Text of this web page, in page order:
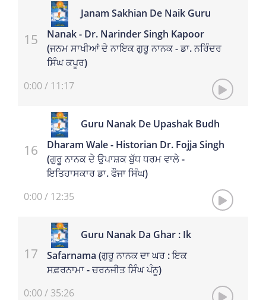
Janam Sakhian De Naik Guru
Nanak - Dr. Narinder Singh Kapoor
(ਜਨਮ ਸਾਖੀਆਂ ਦੇ ਨਾਇਕ ਗੁਰੂ ਨਾਨਕ - ਡਾ. ਨਰਿੰਦਰ
ਸਿੰਘ ਕਪੂਰ)
0:00/ 11:17
Guru Nanak De Upashak Budh
Dharam Wale - Historian Dr. Fojja Singh
(ਗੁਰੂ ਨਾਨਕ ਦੇ ਉਪਾਸ਼ਕ ਬੁੱਧ ਧਰਮ ਵਾਲੇ -
ਇਤਿਹਾਸਕਾਰ ਡਾ. ਫੌਜਾ ਸਿੰਘ)
0:00/ 12:35
Guru Nanak Da Ghar : Ik
Safarnama (ਗੁਰੂ ਨਾਨਕ ਦਾ ਘਰ : ਇਕ
ਸਫ਼ਰਨਾਮਾ - ਚਰਨਜੀਤ ਸਿੰਘ ਪੰਨੂ)
0:00/ 35:26